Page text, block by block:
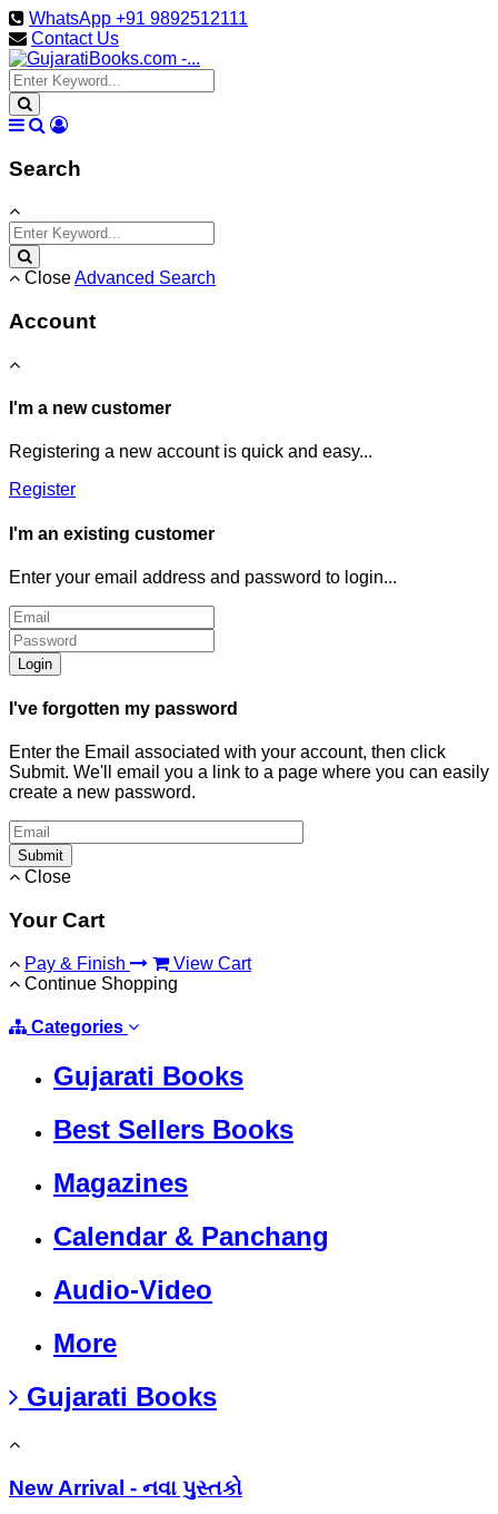
WhatsApp +91 9892512111
Contact Us
Search
CloseAdvanced Search
Account
I'm a new customer
Registering a new account is quick and easy...
Register
I'm an existing customer
Enter your email address and password to login...
Login
I've forgotten my password
Enter the Email associated with your account, then click
Submit. We'll email you a link to a page where you can easily
create a new password.
Submit
Close
Your Cart
Pay & Finish
View Cart
Continue Shopping
Categories
Gujarati Books
Best Sellers Books
Magazines
Calendar & Panchang
Audio-Video
More
Gujarati Books
New Arrival - નવા પુસ્તકો